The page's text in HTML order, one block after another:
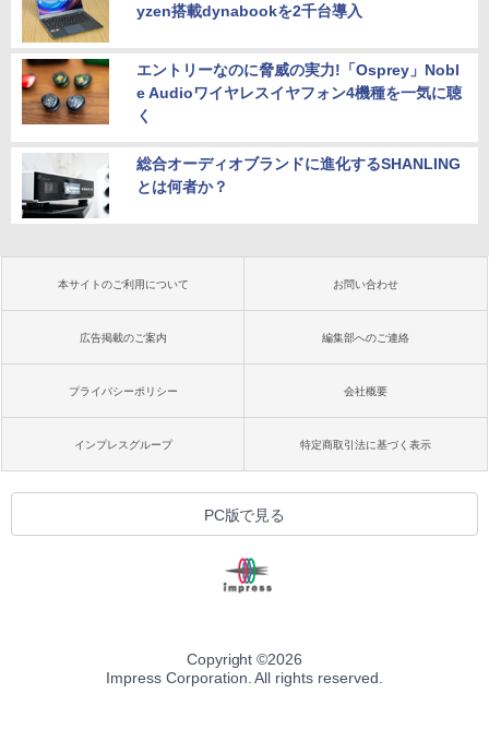
yzen搭載dynabookを2千台導入
エントリーなのに脅威の実力!「Osprey」Nobl
e Audioワイヤレスイヤフォン4機種を一気に聴
く
総合オーディオブランドに進化するSHANLING
とは何者か？
本サイトのご利用について お問い合わせ
広告掲載のご案内 編集部へのご連絡
プライバシーポリシー 会社概要
インプレスグループ 特定商取引法に基づく表示
PC版で見る
Copyright ©2026
Impress Corporation. All rights reserved.